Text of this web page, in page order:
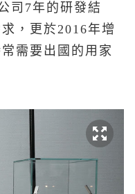
司 7年的研發結
， 更於2016年增
需要出國的用家